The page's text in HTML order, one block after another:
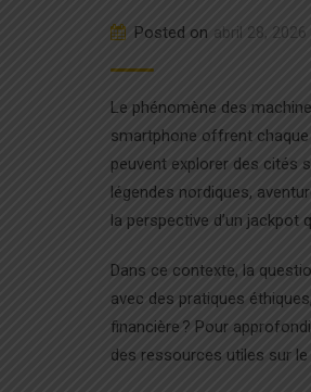
Posted on abril 28, 2026
Le phénomène des
smartphone offrent
peuvent explorer des cités
légendes nordiques,
la perspective d’un jackpot
Dans ce contexte, la
avec des pratiques
financière ? Pour
des ressources utiles sur